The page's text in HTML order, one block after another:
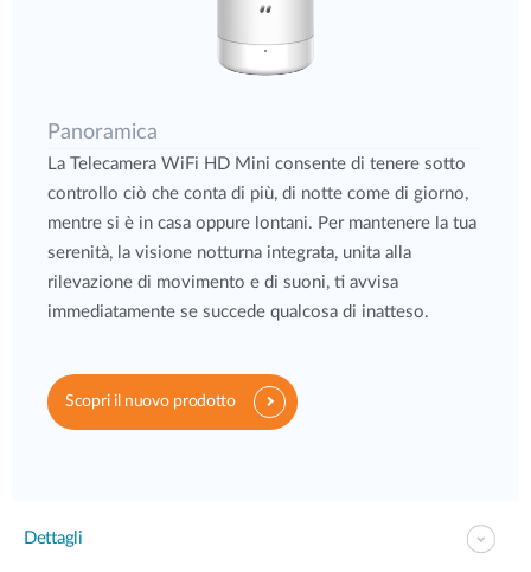
Panoramica
La Telecamera WiFi HD Mini consente di tenere sotto
controllo ciò che conta di più, di notte come di giorno,
mentre si è in casa oppure lontani. Per mantenere la tua
serenità, la visione notturna integrata, unita alla
rilevazione di movimento e di suoni, ti avvisa
immediatamente se succede qualcosa di inatteso.
Scopri il nuovo prodotto
Dettagli